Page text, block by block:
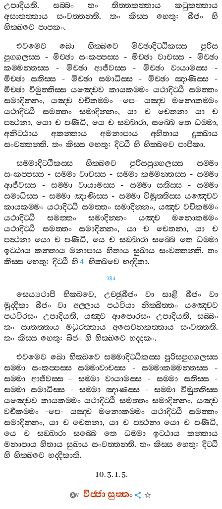
උපාදියති. සබ‍්බං තං තිත‍්තකත‍්තාය
කටුකත‍්තාය
අසාතත‍්තාය
සංවත‍්තන‍්ති. තං කිස‍්ස හෙතු: බීජං
හි
භික‍්ඛවෙ පාපකං.
එවමෙව
ඛො භික‍්ඛවෙ මිච‍්ඡාදිට‍්ඨිකස‍්ස
පුරිස
පුග‍්ගලස‍්ස -මිච‍්ඡා සංකප‍්පස‍්ස-මිච‍්ඡා වාචස‍්ස- මිච‍්ඡා
කම‍්මන‍්තස‍්ස - මිච‍්ඡා ආජීවස‍්ස-මිච‍්ඡා වායාමස‍්ස -
මිච‍්ඡා
සතිස‍්ස -මිච‍්ඡා සමාධිස‍්ස- මිච‍්ඡා ඤාණිස‍්ස-
මිච‍්ඡා විමුත‍්තිස‍්ස යඤ‍්චෙව කායකම‍්මං යථාදිට‍්ඨි සමත‍්තං
සමාදින‍්නං, යඤ‍්ච වචීකම‍්මං -පෙ-යඤ‍්ච
මනොකම‍්මං
යථාදිට‍්ඨි
සමත‍්තං සමාදින‍්නං,යා ච චෙතනා යා
ච
පත්‍ථනා,යො ච පණිධි, යෙ ච සඞ‍්ඛාරා, සබ‍්බෙ තෙ ධම‍්මා,
අනිට‍්ඨාය
අකන‍්තාය අමනාපාය අහිතාය
දුක‍්ඛාය
සංවත‍්තන‍්ති. තං කිස‍්ස හෙතු: දිට‍්ඨි හි භික‍්ඛවෙ පාපිකා.
සම‍්මාදිට‍්ඨිකස‍්ස
භික‍්ඛවෙ පුරිසපුග‍්ගලස‍්ස
සම‍්මා
සංකප‍්පස‍්ස - සම‍්මා වාචස‍්ස - සම‍්මා කම‍්මන‍්තස‍්ස - සම‍්මා
ආජීවස‍්ස - සම‍්මා වායාමස‍්ස- සම‍්මා සතිස‍්ස - සම‍්මා
සමාධිස‍්ස -සම‍්මා ඤාණිස‍්ස- සම‍්මා විමුත‍්තිස‍්ස යඤ‍්චෙව
කායකම‍්මං යථාදිට‍්ඨි සමත‍්තං සමාදින‍්නං, යඤ‍්ච වචීකම‍්මං
යථාදිට‍්ඨි
සමත‍්තං සමාදින‍්නං යඤ‍්ච
මනොකම‍්මං
යථාදිට‍්ඨි
සමත‍්තං සමාදින‍්නං, යා ච චෙතනා,යා
ච
පත්‍ථනා යො ච පණිධි, යෙ ච සඞ‍්ඛාරා සබ‍්බෙ තෙ ධම‍්මා
ඉට‍්ඨාය කන‍්තාය මනාපාය හිතාය සුඛාය සංවත‍්තන‍්ති.තං
කිස‍්ස හෙතු: දිට‍්ඨි හි 4 භික‍්ඛවෙ භද‍්දිකා.
384
සෙය්‍යථාපි භික‍්ඛවෙ, උච‍්ඡුබීජං වා සාළි බීජං
වා
මුද‍්දිකා
බීජං වා අල‍්ලාය පඨවියා නික‍්ඛිත‍්තං
යඤ‍්චෙව
පඨවිරසං
උපාදියති,යඤ‍්ච ආපොරසං උපාදියති,සබ‍්බං
තං
සාතත‍්තාය මධුරත‍්තාය අසෙචනකත‍්තාය සංවත‍්තති.
තං කිස‍්ස හෙතු: බීජං හි භික‍්ඛවෙ භද‍්දකං.
එවමෙව ඛො භික‍්ඛවෙ සම‍්මාදිට‍්ඨිකස‍්ස පුරිසපුග‍්ගලස‍්ස
සම‍්මා
සංකප‍්පස‍්ස සම‍්මාවාචස‍්ස -සම‍්මාකම‍්මන‍්තස‍්ස -
සම‍්මා
ආජීවස‍්ස- සම‍්මා වායාමස‍්ස - සම‍්මා සතිස‍්ස-
සම‍්මා සමාධිස‍්ස - සම‍්මා ඤාණස‍්ස - සම‍්මා විමුත‍්තිස‍්ස
යඤ‍්චෙව කායකම‍්මං යථාදිට‍්ඨි සමත‍්තං සමාදින‍්නං,යඤ‍්ච
වචීකම‍්මං -පෙ-යඤ‍්ච මනොකම‍්මං යථාදිට‍්ඨි
සමත‍්තං
සමාදින‍්නං, යා ච චෙතනා,යා ච පත්‍ථනා යො ච පණිධි,
යෙ
ච සඞ‍්ඛාරා සබ‍්බෙ තෙ ධම‍්මා ඉට‍්ඨාය
කන‍්තාය
මනාපාය හිතාය සුඛාය සංවත‍්තන‍්ති. තං කිස‍්ස හෙතු: දිට‍්ඨි
හි භික‍්ඛවෙ භද‍්දිකාති.
10. 3. 1. 5.
විජ‍්ජාසුත‍්තං